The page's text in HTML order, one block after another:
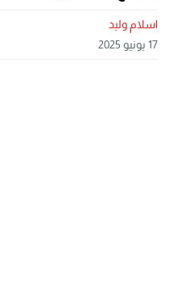
اسلام وليد
17 يونيو 2025